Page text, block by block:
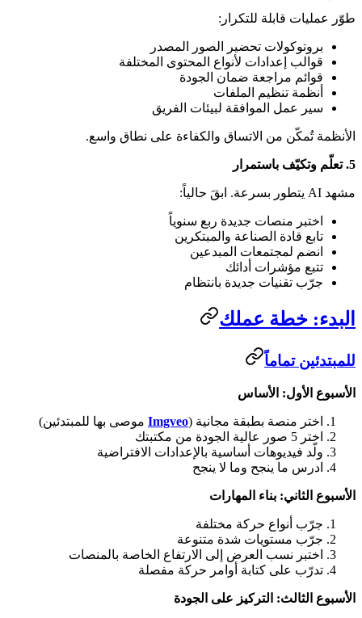
طوّر عمليات قابلة للتكرار:
بروتوكولات تحضير الصور المصدر
قوالب إعدادات لأنواع المحتوى المختلفة
قوائم مراجعة ضمان الجودة
أنظمة تنظيم الملفات
سير عمل الموافقة لبيئات الفريق
الأنظمة تُمكّن من الاتساق والكفاءة على نطاق واسع.
5. تعلّم وتكيّف باستمرار
مشهد AI يتطور بسرعة. ابقَ حالياً:
اختبر منصات جديدة ربع سنوياً
تابع قادة الصناعة والمبتكرين
انضم لمجتمعات المبدعين
تتبع مؤشرات أدائك
جرّب تقنيات جديدة بانتظام
البدء: خطة عملك
للمبتدئين تماماً
الأسبوع الأول: الأساس
اختر منصة بطبقة مجانية (Imgveo موصى بها للمبتدئين)
اختر 5 صور عالية الجودة من مكتبتك
ولّد فيديوهات أساسية بالإعدادات الافتراضية
ادرس ما ينجح وما لا ينجح
الأسبوع الثاني: بناء المهارات
جرّب أنواع حركة مختلفة
جرّب مستويات شدة متنوعة
اختبر نسب العرض إلى الارتفاع الخاصة بالمنصات
تدرّب على كتابة أوامر حركة مفصلة
الأسبوع الثالث: التركيز على الجودة